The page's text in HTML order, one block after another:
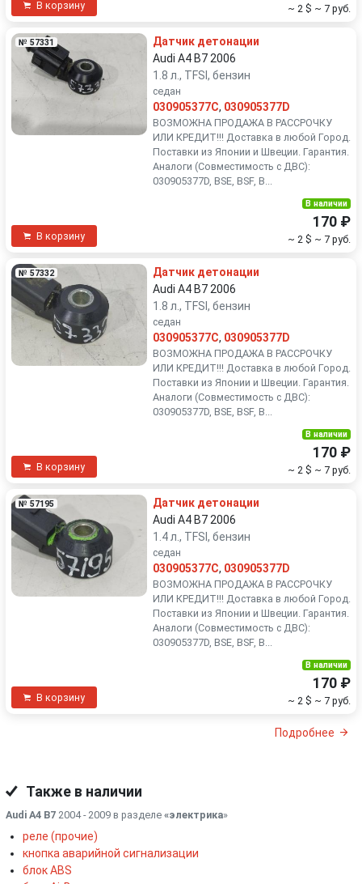
В корзину ~ 2 $ ~ 7 руб.
№ 57331
Датчик детонации
Audi A4 B7 2006
1.8 л., TFSI, бензин
седан
030905377C, 030905377D
ВОЗМОЖНА ПРОДАЖА В РАССРОЧКУ
ИЛИ КРЕДИТ!!! Доставка в любой Город.
Поставки из Японии и Швеции. Гарантия.
Аналоги (Совместимость с ДВС):
030905377D, BSE, BSF, B...
В корзину
В наличии
170 ₽
~ 2 $ ~ 7 руб.
№ 57332
Датчик детонации
Audi A4 B7 2006
1.8 л., TFSI, бензин
седан
030905377C, 030905377D
ВОЗМОЖНА ПРОДАЖА В РАССРОЧКУ
ИЛИ КРЕДИТ!!! Доставка в любой Город.
Поставки из Японии и Швеции. Гарантия.
Аналоги (Совместимость с ДВС):
030905377D, BSE, BSF, B...
В корзину
В наличии
170 ₽
~ 2 $ ~ 7 руб.
№ 57195
Датчик детонации
Audi A4 B7 2006
1.4 л., TFSI, бензин
седан
030905377C, 030905377D
ВОЗМОЖНА ПРОДАЖА В РАССРОЧКУ
ИЛИ КРЕДИТ!!! Доставка в любой Город.
Поставки из Японии и Швеции. Гарантия.
Аналоги (Совместимость с ДВС):
030905377D, BSE, BSF, B...
В корзину
В наличии
170 ₽
~ 2 $ ~ 7 руб.
Подробнее
Также в наличии
Audi A4 B7 2004 - 2009 в разделе «электрика»
реле (прочие)
кнопка аварийной сигнализации
блок ABS